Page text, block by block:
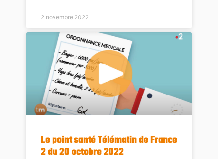
2 novembre 2022
Le point santé Télématin de France
2 du 20 octobre 2022